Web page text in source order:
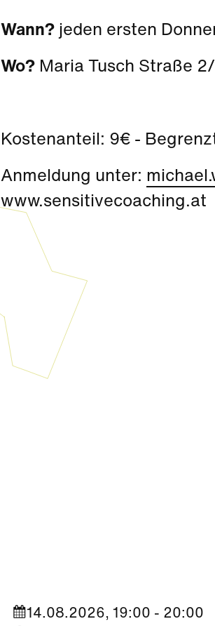
Wann?jeden ersten
Wo? Maria Tusch Straße
Kostenanteil: 9€ -
Anmeldung unter:
www.sensitivecoaching.at
14.08.2026, 19:00 - 20:00